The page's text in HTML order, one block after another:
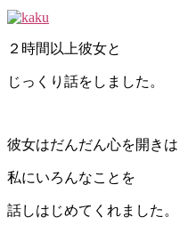
２時間以上彼女と
じっくり話をしました。
彼女はだんだん心を開き
私にいろんなことを
話しはじめてくれました。